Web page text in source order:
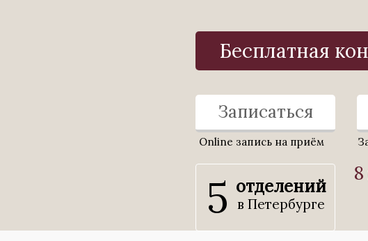
Бесплатная
Записаться
Online запись на приём
5 отделений
в Петербурге